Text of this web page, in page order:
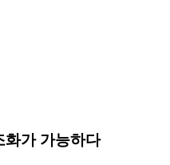
화가 가능하다